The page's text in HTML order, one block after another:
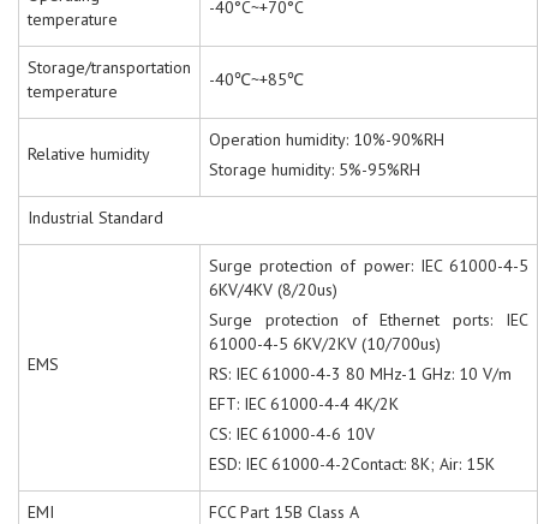
temperature
-40°C~+70°C
Storage/transportation
temperature
-40℃~+85℃
Relative humidity
Operation humidity: 10%-90%RH
Storage humidity: 5%-95%RH
Industrial Standard
EMS
Surge protection of power: IEC 61000-4-5
6KV/4KV (8/20us)
Surge protection of Ethernet ports: IEC
61000-4-5 6KV/2KV (10/700us)
RS: IEC 61000-4-3 80 MHz-1 GHz: 10 V/m
EFT: IEC 61000-4-4 4K/2K
CS: IEC 61000-4-6 10V
ESD: IEC 61000-4-2Contact: 8K; Air: 15K
EMI FCC Part 15B Class A